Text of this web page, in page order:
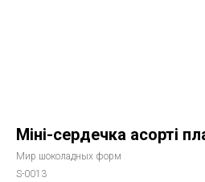
Міні-сердечка асорті
Мир шоколадных форм
S-0013